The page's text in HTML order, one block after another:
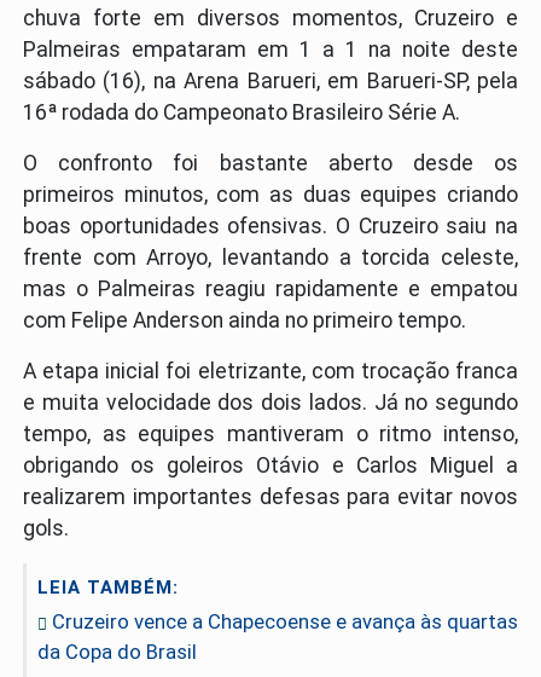
chuva forte em diversos momentos, Cruzeiro e
Palmeiras empataram em 1 a 1 na noite deste
sábado (16), na Arena Barueri, em Barueri-SP, pela
16ª rodada do Campeonato Brasileiro Série A.
O confronto foi bastante aberto desde os
primeiros minutos, com as duas equipes criando
boas oportunidades ofensivas. O Cruzeiro saiu na
frente com Arroyo, levantando a torcida celeste,
mas o Palmeiras reagiu rapidamente e empatou
com Felipe Anderson ainda no primeiro tempo.
A etapa inicial foi eletrizante, com trocação franca
e muita velocidade dos dois lados. Já no segundo
tempo, as equipes mantiveram o ritmo intenso,
obrigando os goleiros Otávio e Carlos Miguel a
realizarem importantes defesas para evitar novos
gols.
LEIA TAMBÉM:
Cruzeiro vence a Chapecoense e avança às quartas
da Copa do Brasil